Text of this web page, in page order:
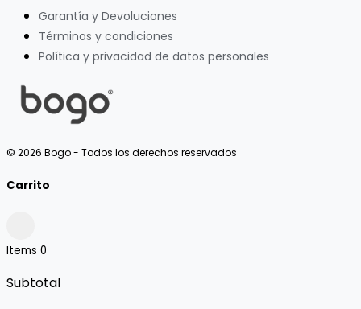
Garantía y Devoluciones
Términos y condiciones
Política y privacidad de datos personales
© 2026 Bogo - Todos los derechos reservados
Carrito
Items 0
Subtotal